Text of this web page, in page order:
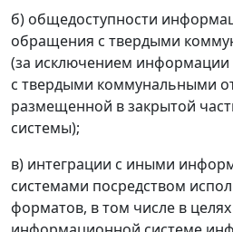
б) общедоступности
обращения с твердыми
(за исключением
с твердыми коммунальными
размещенной в закрытой
системы);
в) интеграции с иными
системами посредством
форматов, в том числе в